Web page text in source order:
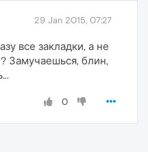
29 Jan 2015, 07:27
все закладки, а не
Замучаешься, блин,
0